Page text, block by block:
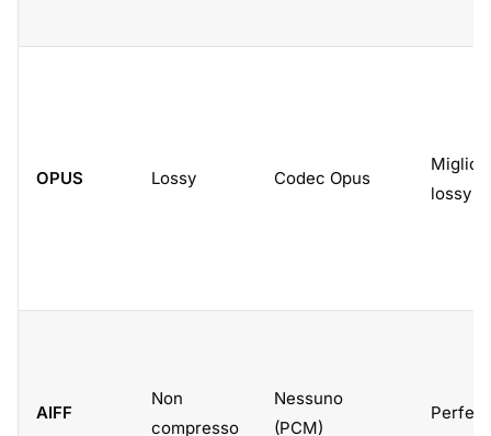
OPUS Lossy Codec Opus
Miglior
lossy
AIFF
Non
compresso
Nessuno
(PCM)